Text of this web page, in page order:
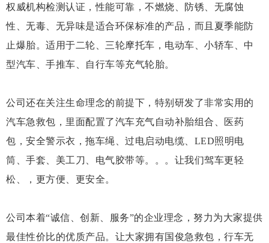
权威机构检测认证，性能可靠，不燃烧、防锈、无腐蚀
性、无毒、无异味是适合环保标准的产品，而且夏季能防
止爆胎。适用于二轮、三轮摩托车，电动车、小轿车、中
型汽车、手推车、自行车等充气轮胎。
公司还在关注生命理念的前提下，特别研发了非常实用的
汽车急救包，里面配置了汽车充气自动补胎组合、医药
包，安全警示衣，拖车绳、过电启动电缆、LED照明电
筒、手套、美工刀、电气胶带等。。。让我们驾车更轻
松、，更方便、更安全。
公司本着“诚信、创新、服务”的企业理念，努力为大家提供
最佳性价比的优质产品。让大家拥有国俊急救包，行车无